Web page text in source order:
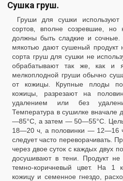
Сушка груш.
Груши для сушки используют
сортов, вполне созревшие,
должны быть сладкие и сочные.
мякотью дают сушеный продукт
сорта груш для сушки не
обрабатывают так же, как и
мелкоплодной груши обычно
от кожицы. Крупные плоды
кожицы, разрезают на
удалением или без
Температура в сушилке вначале
—85°С, а затем — 50—55°С.
18—20 ч, а половинки — 12—16
следует часто переворачивать.
через двое суток с каждых двух
досушивают в тени. Продукт
темно-коричневый цвет. На 1
кожицу и семенное гнездо,